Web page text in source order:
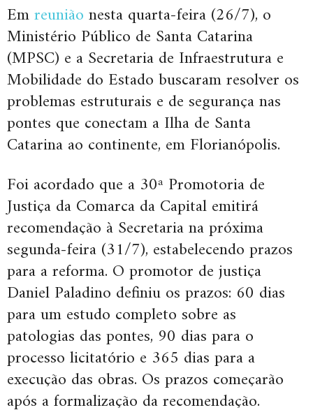
Emreuniãonesta quarta-feira (26/7), o
Ministério Público de Santa Catarina
(MPSC) e a Secretaria de Infraestrutura e
Mobilidade do Estado buscaram resolver os
problemas estruturais e de segurança nas
pontes que conectam a Ilha de Santa
Catarina ao continente, em Florianópolis.
Foi acordado que a 30ª Promotoria de
Justiça da Comarca da Capital emitirá
recomendação à Secretaria na próxima
segunda-feira (31/7), estabelecendo prazos
para a reforma. O promotor de justiça
Daniel Paladino definiu os prazos: 60 dias
para um estudo completo sobre as
patologias das pontes, 90 dias para o
processo licitatório e 365 dias para a
execução das obras. Os prazos começarão
após a formalização da recomendação.